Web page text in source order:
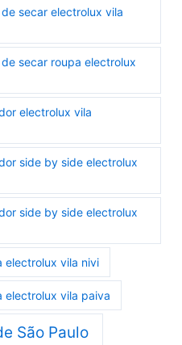
secar electrolux vila
secar roupa electrolux
electrolux vila
side by side electrolux
side by side electrolux
electrolux vila nivi
electrolux vila paiva
São Paulo